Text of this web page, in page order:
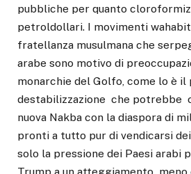
pubbliche per quanto
petroldollari. I movimenti
fratellanza musulmana che
arabe sono motivo di
monarchie del Golfo, come lo è
destabilizzazione che potrebbe
nuova Nakba con la diaspora di
pronti a tutto pur di vendicarsi
solo la pressione dei Paesi arabi